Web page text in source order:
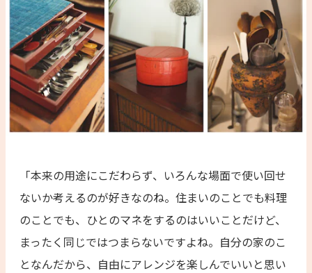
「本来の用途にこだわらず、いろんな場面で使い回せ
ないか考えるのが好きなのね。住まいのことでも料理
のことでも、ひとのマネをするのはいいことだけど、
まったく同じではつまらないですよね。自分の家のこ
となんだから、自由にアレンジを楽しんでいいと思い